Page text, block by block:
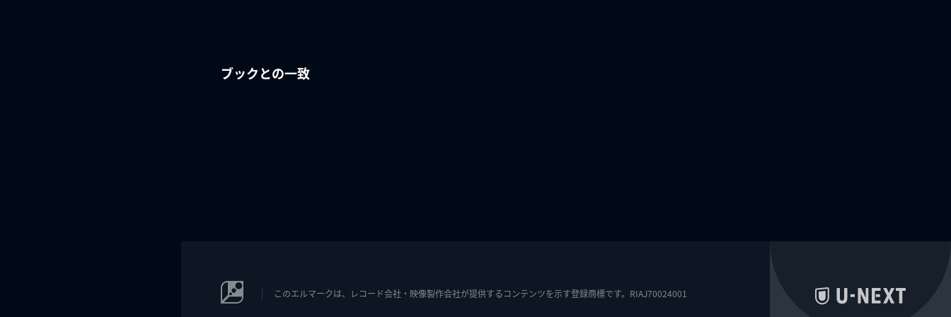
ブックとの一致
このエルマークは、レコード会社・映像製作会社が提供するコンテンツを示す登録商標です。RIAJ70024001